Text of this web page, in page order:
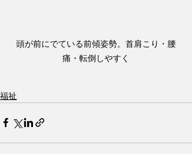
頭が前にでている前傾姿勢。首肩こり・腰
痛・転倒しやすく
福祉